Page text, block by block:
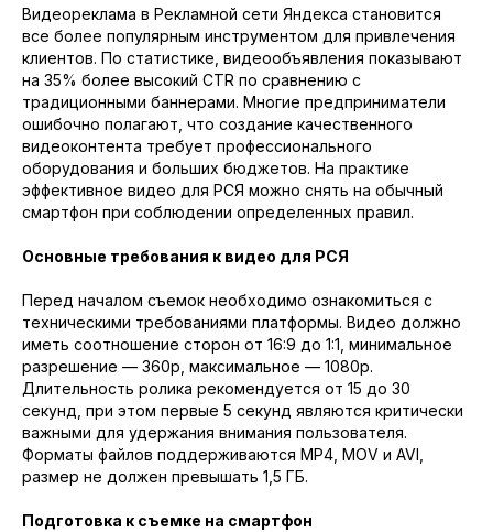
Видеореклама в Рекламной сети Яндекса становится
все более популярным инструментом для привлечения
клиентов. По статистике, видеообъявления показывают
на 35% более высокий CTR по сравнению с
традиционными баннерами. Многие предприниматели
ошибочно полагают, что создание качественного
видеоконтента требует профессионального
оборудования и больших бюджетов. На практике
эффективное видео для РСЯ можно снять на обычный
смартфон при соблюдении определенных правил.
Основные требования к видео для РСЯ
Перед началом съемок необходимо ознакомиться с
техническими требованиями платформы. Видео должно
иметь соотношение сторон от 16:9 до 1:1, минимальное
разрешение — 360p, максимальное — 1080p.
Длительность ролика рекомендуется от 15 до 30
секунд, при этом первые 5 секунд являются критически
важными для удержания внимания пользователя.
Форматы файлов поддерживаются MP4, MOV и AVI,
размер не должен превышать 1,5 ГБ.
Подготовка к съемке на смартфон